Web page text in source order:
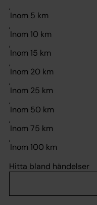
,
,
,
,
,
,
,
,
Hitta bland händelser